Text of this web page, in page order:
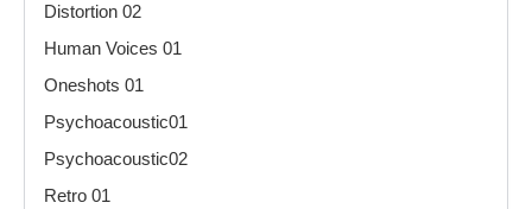
Distortion 02
Human Voices 01
Oneshots 01
Psychoacoustic01
Psychoacoustic02
Retro 01